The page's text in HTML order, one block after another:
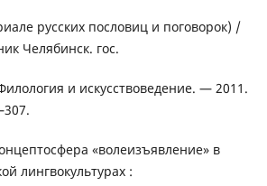
русских пословиц и поговорок) /
Челябинск. гос.
и искусствоведение. — 2011.
«волеизъявление» в
лингвокультурах :